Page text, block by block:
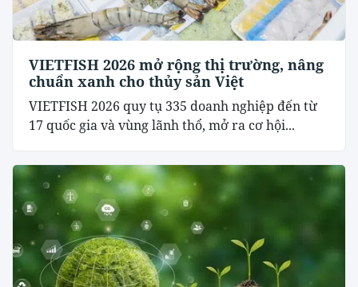
VIETFISH 2026 mở rộng thị trường, nâng
chuẩn xanh cho thủy sản Việt
VIETFISH 2026 quy tụ 335 doanh nghiệp đến từ
17 quốc gia và vùng lãnh thổ, mở ra cơ hội...